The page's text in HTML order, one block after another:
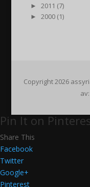
►
2011 (7)
►
2000 (1)
Copyright 2026
av:
Pin It on
Share This
Facebook
Twitter
Google+
Pinterest